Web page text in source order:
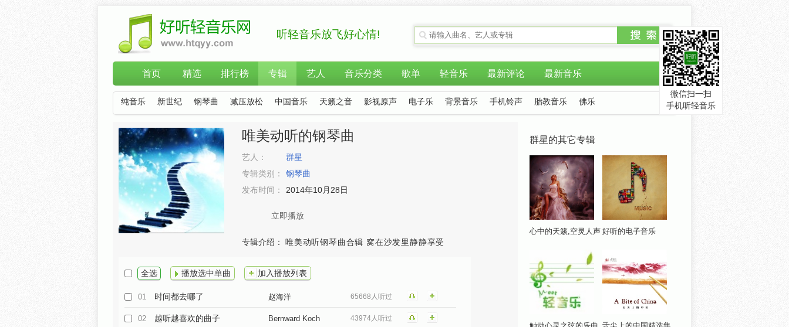
听轻音乐放飞好心情!
首页 精选 排行榜 专辑 艺人 音乐分类 歌单 轻音乐 最新评论 最新音乐
纯音乐 新世纪 钢琴曲 减压放松 中国音乐 天籁之音 影视原声 电子乐 背景音乐 手机铃声 胎教音乐 佛乐
唯美动听的钢琴曲
艺人：
群星
专辑类别：
钢琴曲
发布时间：
2014年10月28日
立即播放
专辑介绍： 唯美动听钢琴曲合辑 窝在沙发里静静享受
全选 播放选中单曲 加入播放列表
01 时间都去哪了 赵海洋 65668人听过
02 越听越喜欢的曲子 Bernward Koch 43974人听过
群星的其它专辑
心中的天籁,空灵人声 好听的电子音乐
微信扫一扫
手机听轻音乐